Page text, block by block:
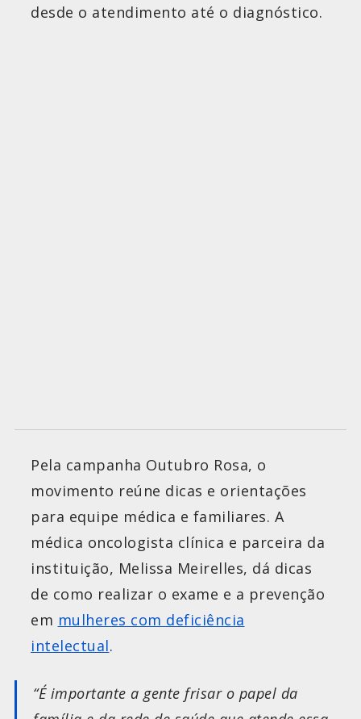
desde o atendimento até o diagnóstico.
Pela campanha Outubro Rosa, o
movimento reúne dicas e orientações
para equipe médica e familiares. A
médica oncologista clínica e parceira da
instituição, Melissa Meirelles, dá dicas
de como realizar o exame e a prevenção
em mulheres com deficiência
intelectual.
“É importante a gente frisar o papel da